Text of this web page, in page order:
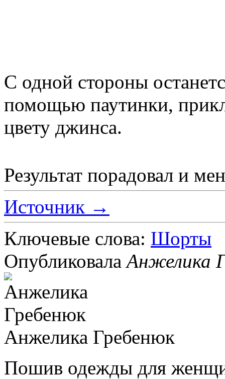
С одной стороны
помощью паутинки,
цвету джинса.
Результат порадовал и
Источник →
Ключевые слова: Шорты
ОпубликовалаАнжелика
Анжелика Гребенюк
Пошив одежды для